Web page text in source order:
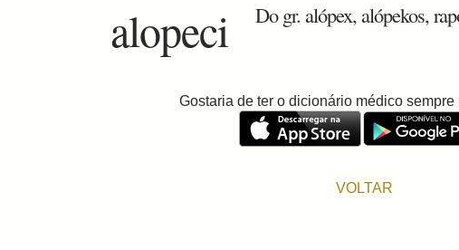
alopeci Do gr. alópex, alópekos,
Gostaria de ter o dicionário médico
VOLTAR